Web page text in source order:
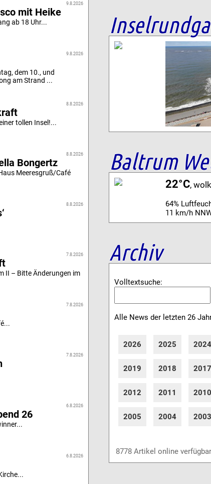
9.8.2026
mit Heike
ab 18 Uhr...
9.8.2026
dem 10., und
am Strand ...
8.8.2026
tollen Insel!...
8.8.2026
Bongertz
Meeresgruß/Café
8.8.2026
7.8.2026
II – Bitte Änderungen im
7.8.2026
7.8.2026
6.8.2026
26
6.8.2026
Baltrum
22°C,
64%
11 km/h
Archiv
Volltextsuche:
Alle News der letzten 26
2026 2025
2019 2018
2012 2011
2005 2004
8778 Artikel online